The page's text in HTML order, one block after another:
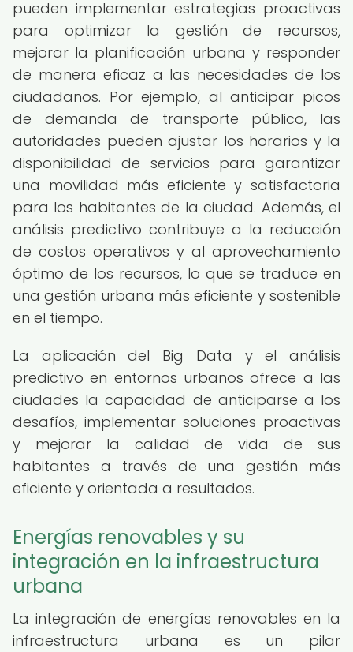
pueden implementar estrategias proactivas
para optimizar la gestión de recursos,
mejorar la planificación urbana y responder
de manera eficaz a las necesidades de los
ciudadanos. Por ejemplo, al anticipar picos
de demanda de transporte público, las
autoridades pueden ajustar los horarios y la
disponibilidad de servicios para garantizar
una movilidad más eficiente y satisfactoria
para los habitantes de la ciudad. Además, el
análisis predictivo contribuye a la reducción
de costos operativos y al aprovechamiento
óptimo de los recursos, lo que se traduce en
una gestión urbana más eficiente y sostenible
en el tiempo.
La aplicación del Big Data y el análisis
predictivo en entornos urbanos ofrece a las
ciudades la capacidad de anticiparse a los
desafíos, implementar soluciones proactivas
y mejorar la calidad de vida de sus
habitantes a través de una gestión más
eficiente y orientada a resultados.
Energías renovables y su
integración en la infraestructura
urbana
La integración de energías renovables en la
infraestructura urbana es un pilar